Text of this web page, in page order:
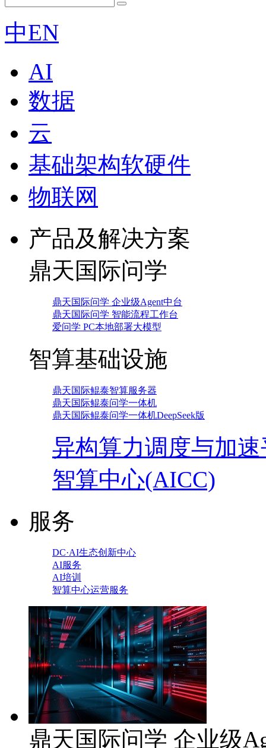
中EN
AI
数据
云
基础架构软硬件
物联网
产品及解决方案
鼎天国际问学
鼎天国际问学 企业级Agent中台
鼎天国际问学 智能流程工作台
爱问学 PC本地部署大模型
智算基础设施
鼎天国际鲲泰智算服务器
鼎天国际鲲泰问学一体机
鼎天国际鲲泰问学一体机DeepSeek版
异构算力调度与加
智算中心(AICC)
服务
DC·AI生态创新中心
AI服务
AI培训
智算中心运营服务
鼎天国际问学 企业级